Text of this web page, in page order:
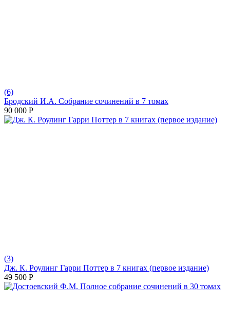
(6)
Бродский И.А. Собрание сочинений в 7 томах
90 000 Р
(3)
Дж. К. Роулинг Гарри Поттер в 7 книгах (первое издание)
49 500 Р